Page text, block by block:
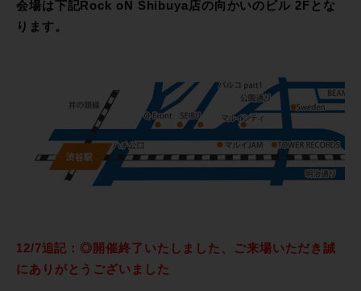
会場は下記Rock oN Shibuya店の向かいのビル 2Fとな
ります。
12/7追記：◎開催終了いたしました、ご来場いただき誠
にありがとうございました